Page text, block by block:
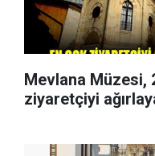
Mevlana Müzesi,
ziyaretçiyi